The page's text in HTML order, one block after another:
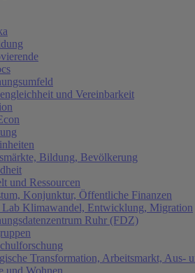
und Vereinbarkeit
Bildung, Bevölkerung
und Ressourcen
Konjunktur, Öffentliche Finanzen
Lab Klimawandel, Entwicklung, Migration
Ruhr (FDZ)
Transformation, Arbeitsmarkt, Aus-
und Wohnen